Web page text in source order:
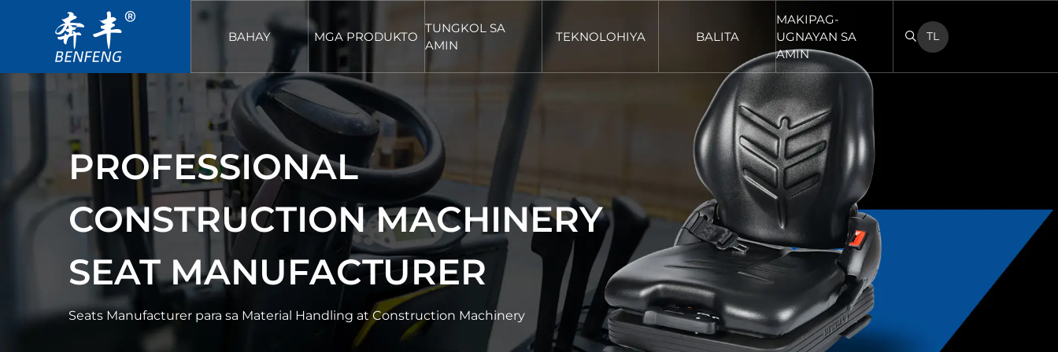
BAHAY MGA PRODUKTO
TUNGKOL SA
AMIN
TEKNOLOHIYA BALITA
MAKIPAG-
UGNAYAN SA
AMIN
TL
PROFESSIONAL
CONSTRUCTION MACHINERY
SEAT MANUFACTURER
Seats Manufacturer para sa Material Handling at Construction Machinery